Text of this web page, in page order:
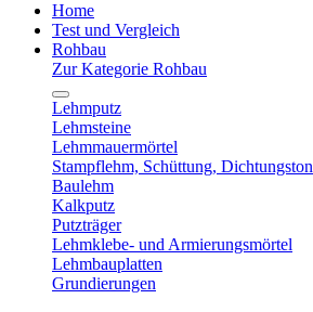
Home
Test und Vergleich
Rohbau
Zur Kategorie Rohbau
Lehmputz
Lehmsteine
Lehmmauermörtel
Stampflehm, Schüttung, Dichtungston
Baulehm
Kalkputz
Putzträger
Lehmklebe- und Armierungsmörtel
Lehmbauplatten
Grundierungen